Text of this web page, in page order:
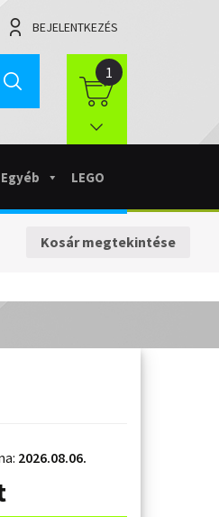
BEJELENTKEZÉS
1
Egyéb LEGO
Kosár megtekintése
2026.08.06.